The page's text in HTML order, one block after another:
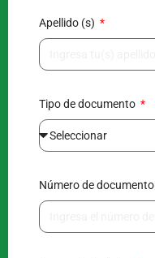
Apellido (s)
Tipo de documento
Número de documento